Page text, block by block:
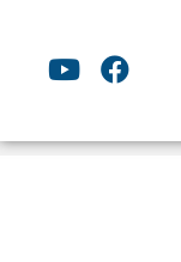
F
a
e
Y
o
t